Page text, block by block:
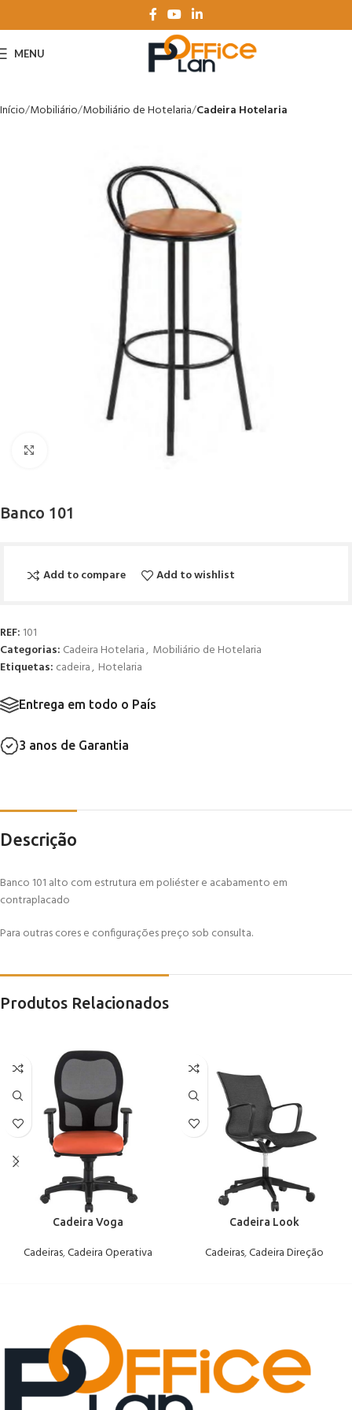
MENU
Início Mobiliário Mobiliário de Hotelaria Cadeira Hotelaria
Banco 101
Add to compare Add to wishlist
REF: 101
Categorias: Cadeira Hotelaria, Mobiliário de Hotelaria
Etiquetas: cadeira, Hotelaria
Entrega em todo o País
3 anos de Garantia
Descrição
Banco 101 alto com estrutura em poliéster e acabamento em
contraplacado
Para outras cores e configurações preço sob consulta.
Produtos Relacionados
Cadeira Voga
Cadeiras,Cadeira Operativa
Cadeira Look
Cadeiras,Cadeira Direção